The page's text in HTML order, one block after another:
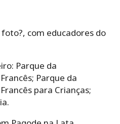
foto?, com educadores do
Parque da
Parque da
para Crianças;